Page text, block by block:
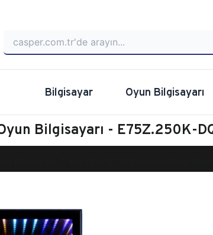
Bilgisayar Oyun Bilgisayarı
Bilgisayarı - E75Z.250K-